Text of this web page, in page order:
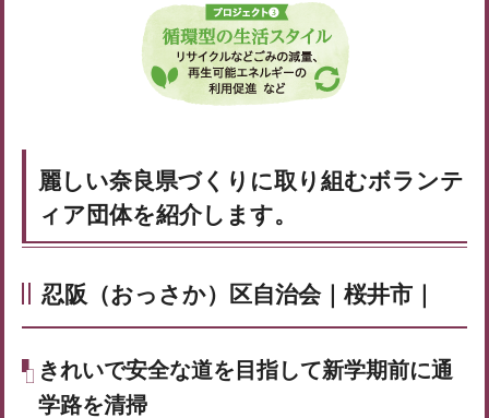
麗しい奈良県づくりに取り組むボランテ
ィア団体を紹介します。
忍阪（おっさか）区自治会｜桜井市｜
きれいで安全な道を目指して新学期前に通
学路を清掃